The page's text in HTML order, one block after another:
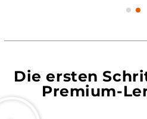
Die ersten
Premium-